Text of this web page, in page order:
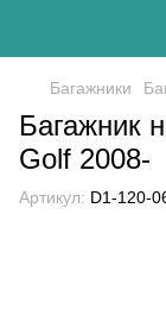
Багажники
Багажник
Golf 2008-
Артикул: D1-120-